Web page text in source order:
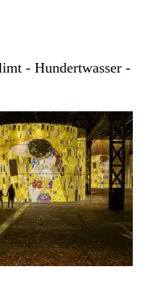
- Hundertwasser -